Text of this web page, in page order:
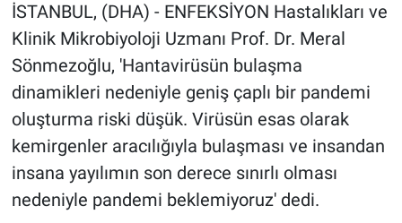
İSTANBUL, (DHA) - ENFEKSİYON Hastalıkları ve
Klinik Mikrobiyoloji Uzmanı Prof. Dr. Meral
Sönmezoğlu, 'Hantavirüsün bulaşma
dinamikleri nedeniyle geniş çaplı bir pandemi
oluşturma riski düşük. Virüsün esas olarak
kemirgenler aracılığıyla bulaşması ve insandan
insana yayılımın son derece sınırlı olması
nedeniyle pandemi beklemiyoruz' dedi.